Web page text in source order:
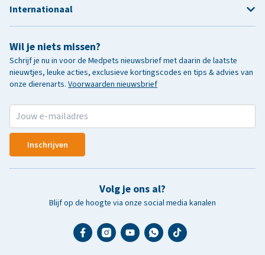
Wil je niets missen?
Schrijf je nu in voor de Medpets nieuwsbrief met daarin de laatste
nieuwtjes, leuke acties, exclusieve kortingscodes en tips & advies van
onze dierenarts. Voorwaarden nieuwsbrief
Inschrijven
Volg je ons al?
Blijf op de hoogte via onze social media kanalen
Internationaal